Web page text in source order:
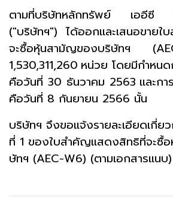
ตามที่บริษัทหลักทรัพย์ เออีซี
("บริษัทฯ") ได้ออกและเสนอขาย
จะซื้อหุ้นสามัญของบริษัทฯ (
1,530,311,260 หน่วย โดยมีกำหน
คือวันที่ 30 ธันวาคม 2563 และก
คือวันที่ 8 กันยายน 2566 นั้น
บริษัทฯ จึงขอแจ้งรายละเอียดเกี่ย
ที่ 1 ของใบสำคัญแสดงสิทธิที่จะซื้
ษัทฯ (AEC-W6) (ตามเอกสารแนบ)